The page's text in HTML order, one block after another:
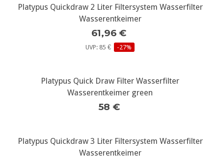
Platypus Quickdraw 2 Liter Filtersystem Wasserfilter
Wasserentkeimer
61,96 €
UVP: 85 € -27%
Platypus Quick Draw Filter Wasserfilter
Wasserentkeimer green
58 €
Platypus Quickdraw 3 Liter Filtersystem Wasserfilter
Wasserentkeimer